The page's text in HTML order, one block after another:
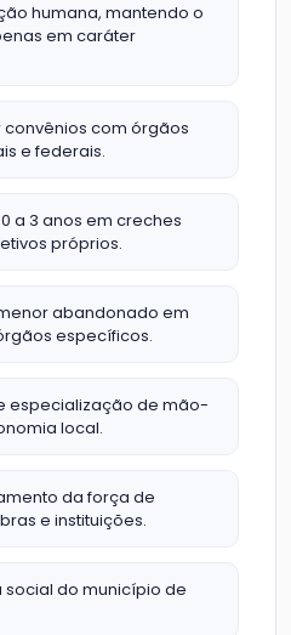
humana, mantendo o
em caráter
com órgãos
e federais.
a 3 anos em creches
próprios.
abandonado em
específicos.
especialização de mão-
local.
da força de
e instituições.
do município de